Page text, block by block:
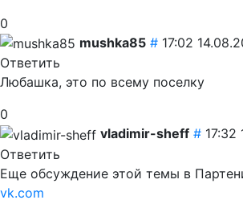
0
mushka85 # 17:02
Ответить
Любашка, это по всему поселку
0
vladimir-sheff # 17:32
Ответить
Еще обсуждение этой темы в
vk.com